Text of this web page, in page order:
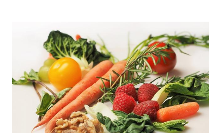
PŘIPRAVTE
SI
JE
DOPŘEDU